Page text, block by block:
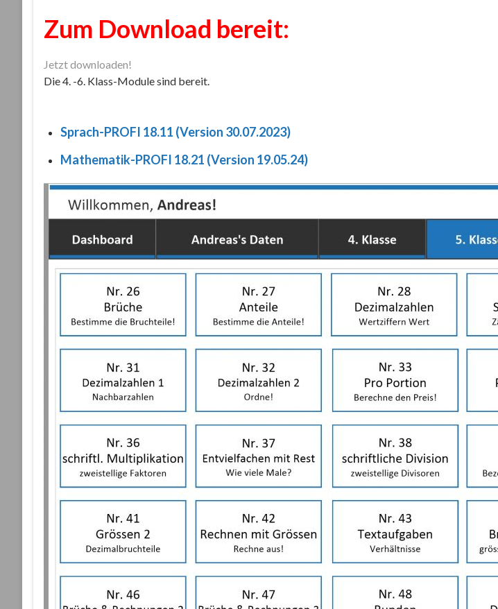
Zum Download bereit:
Jetzt downloaden!
Die 4. -6. Klass-Module sind bereit.
Sprach-PROFI 18.11 (Version 30.07.2023)
Mathematik-PROFI 18.21 (Version 19.05.24)